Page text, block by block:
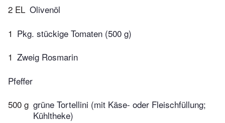
2 EL Olivenöl
1 Pkg. stückige Tomaten (500 g)
1 Zweig Rosmarin
Pfeffer
500 g grüne Tortellini (mit Käse- oder Fleischfüllung;
Kühltheke)